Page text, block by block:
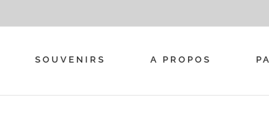
SOUVENIRS A PROPOS